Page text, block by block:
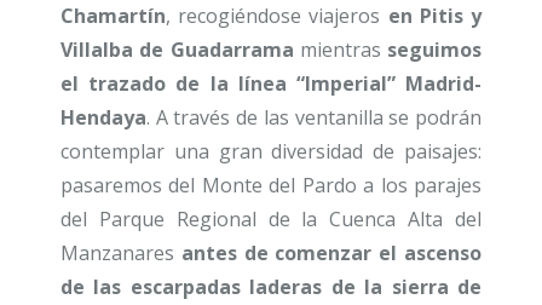
Chamartín, recogiéndose viajeros en Pitis y
Villalba de Guadarrama mientras seguimos
el trazado de la línea “Imperial” Madrid-
Hendaya. A través de las ventanilla se podrán
contemplar una gran diversidad de paisajes:
pasaremos del Monte del Pardo a los parajes
del Parque Regional de la Cuenca Alta del
Manzanares antes de comenzar el ascenso
de las escarpadas laderas de la sierra de